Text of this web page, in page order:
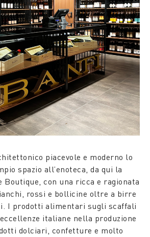
piacevole e moderno lo
spazio all’enoteca, da qui la
Boutique, con una ricca e ragionata
rossi e bollicine oltre a birre
I prodotti alimentari sugli scaffali
italiane nella produzione
dolciari, confetture e molto